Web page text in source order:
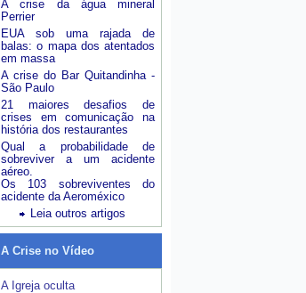
A crise da água mineral
Perrier
EUA sob uma rajada de
balas: o mapa dos atentados
em massa
A crise do Bar Quitandinha -
São Paulo
21 maiores desafios de
crises em comunicação na
história dos restaurantes
Qual a probabilidade de
sobreviver a um acidente
aéreo.
Os 103 sobreviventes do
acidente da Aeroméxico
Leia outros artigos
A Crise no Vídeo
A Igreja oculta